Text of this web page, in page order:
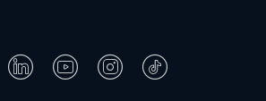
Facebook
LinkedInYouTubeInstagram